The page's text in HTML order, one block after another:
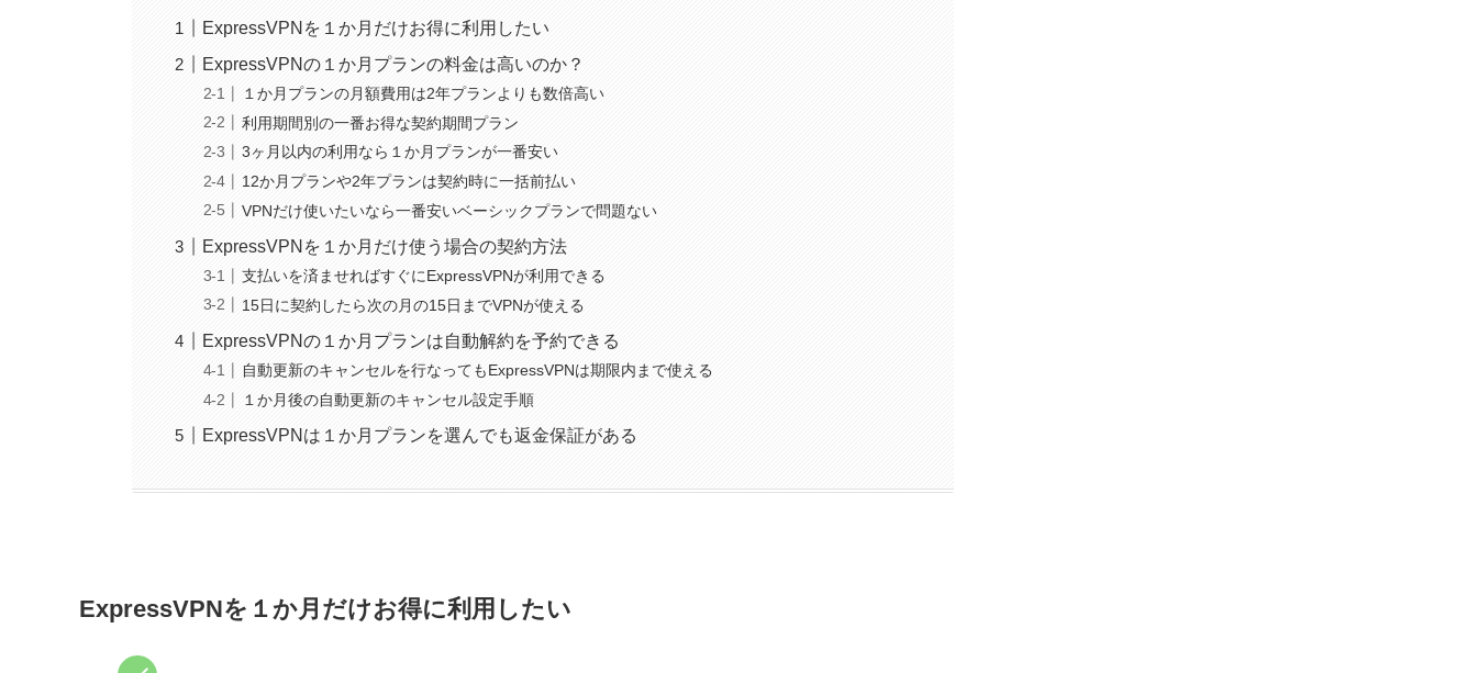
ExpressVPNを１か月だけお得に利用したい
ExpressVPNの１か月プランの料金は高いのか？
１か月プランの月額費用は2年プランよりも数倍高い
利用期間別の一番お得な契約期間プラン
3ヶ月以内の利用なら１か月プランが一番安い
12か月プランや2年プランは契約時に一括前払い
VPNだけ使いたいなら一番安いベーシックプランで問題ない
ExpressVPNを１か月だけ使う場合の契約方法
支払いを済ませればすぐにExpressVPNが利用できる
15日に契約したら次の月の15日までVPNが使える
ExpressVPNの１か月プランは自動解約を予約できる
自動更新のキャンセルを行なってもExpressVPNは期限内まで使える
１か月後の自動更新のキャンセル設定手順
ExpressVPNは１か月プランを選んでも返金保証がある
ExpressVPNを１か月だけお得に利用したい